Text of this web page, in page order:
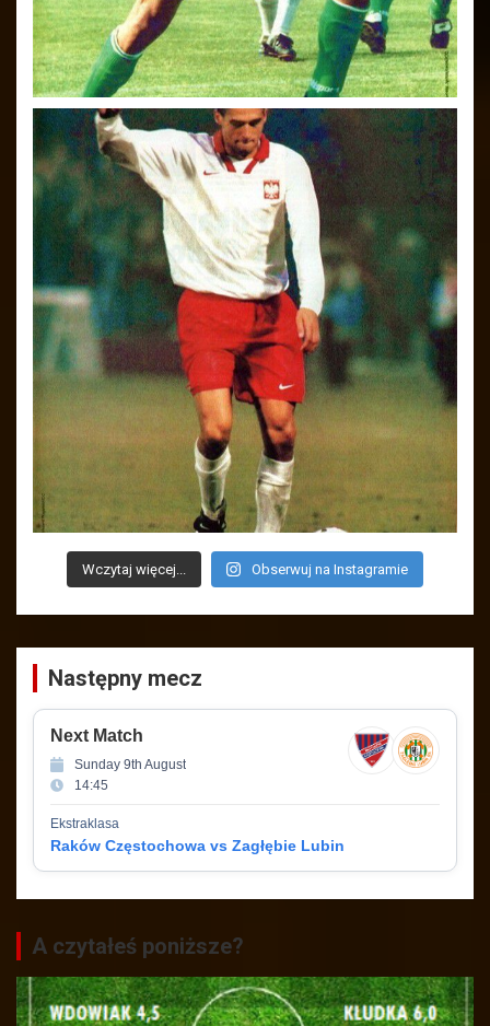
Wczytaj więcej... Obserwuj na Instagramie
Następny mecz
Next Match
Sunday 9th August
14:45
Ekstraklasa
Raków Częstochowa vs Zagłębie Lubin
A czytałeś poniższe?